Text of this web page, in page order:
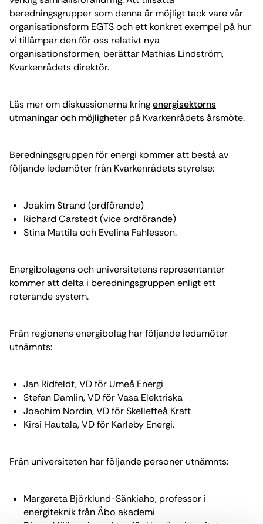
beredningsgrupper som denna är möjligt tack vare vår
organisationsform EGTS och ett konkret exempel på hur
vi tillämpar den för oss relativt nya
organisationsformen, berättar Mathias Lindström,
Kvarkenrådets direktör.
Läs mer om diskussionerna kringenergisektorns
utmaningar och möjligheter på Kvarkenrådets årsmöte.
Beredningsgruppen för energi kommer att bestå av
följande ledamöter från Kvarkenrådets styrelse:
Joakim Strand (ordförande)
Richard Carstedt (vice ordförande)
Stina Mattila och Evelina Fahlesson.
Energibolagens och universitetens representanter
kommer att delta i beredningsgruppen enligt ett
roterande system.
Från regionens energibolag har följande ledamöter
utnämnts:
Jan Ridfeldt, VD för Umeå Energi
Stefan Damlin, VD för Vasa Elektriska
Joachim Nordin, VD för Skellefteå Kraft
Kirsi Hautala, VD för Karleby Energi.
Från universiteten har följande personer utnämnts:
Margareta Björklund-Sänkiaho, professor i
energiteknik från Åbo akademi